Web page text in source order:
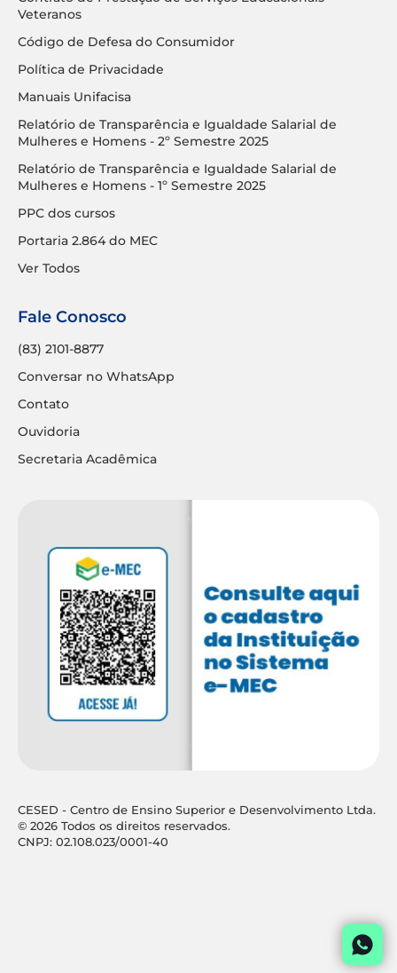
Veteranos
Código de Defesa do Consumidor
Política de Privacidade
Manuais Unifacisa
Relatório de Transparência e Igualdade Salarial de
Mulheres e Homens - 2º Semestre 2025
Relatório de Transparência e Igualdade Salarial de
Mulheres e Homens - 1º Semestre 2025
PPC dos cursos
Portaria 2.864 do MEC
Ver Todos
Fale Conosco
(83) 2101-8877
Conversar no WhatsApp
Contato
Ouvidoria
Secretaria Acadêmica
CESED - Centro de Ensino Superior e Desenvolvimento Ltda.
© 2026 Todos os direitos reservados.
CNPJ: 02.108.023/0001-40